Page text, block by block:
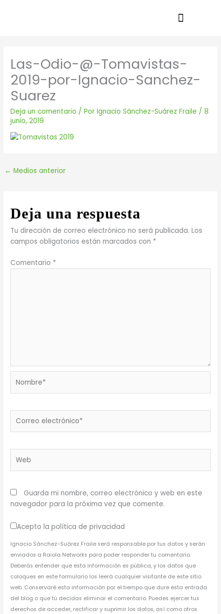
Las-Odio-@-Tomavistas-
2019-por-Ignacio-Sanchez-
Suarez
Deja un comentario / PorIgnacio Sánchez-Suárez Fraile /8
junio, 2019
← Medios anterior
Deja una respuesta
Tu dirección de correo electrónico no será publicada. Los
campos obligatorios están marcados con *
Comentario *
electrónico*
Guarda mi nombre, correo electrónico y web en este
navegador para la próxima vez que comente.
Acepto la política de privacidad
Ignacio Sánchez-Suárez Fraile será responsable por tus datos y serán
enviados a Raiola Networks para poder responder tu comentario.
Deberás entender que esta información es pública, y los datos que
coloques en este formulario los leerá cualquier visitante de este sitio
web. Conservaré esta información por el tiempo que dure esta entrada
del blog o que tú decidas eliminar el comentario. Puedes ejercer tus
derechos de acceder, rectificar y suprimir los datos, así como otros